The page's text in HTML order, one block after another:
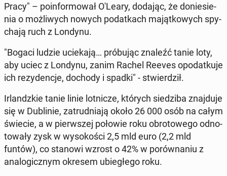
Pracy" – po­in­for­mo­wał O'Leary, dodając, że do­nie­sie­
nia o moż­li­wych nowych po­dat­kach ma­jąt­ko­wych spy­
cha­ją ruch z Londynu.
"Bogaci ludzie ucie­ka­ją… pró­bu­jąc znaleźć tanie loty,
aby uciec z Londynu, zanim Rachel Reeves opo­dat­ku­je
ich re­zy­den­cje, dochody i spadki" - stwier­dził.
Ir­landz­kie tanie linie lot­ni­cze, których sie­dzi­ba znaj­du­je
się w Du­bli­nie, za­trud­nia­ją około 26 000 osób na całym
świecie, a w pierw­szej połowie roku ob­ro­to­we­go od­no­
to­wa­ły zysk w wy­so­ko­ści 2,5 mld euro (2,2 mld
funtów), co stanowi wzrost o 42% w po­rów­na­niu z
ana­lo­gicz­nym okresem ubie­głe­go roku.